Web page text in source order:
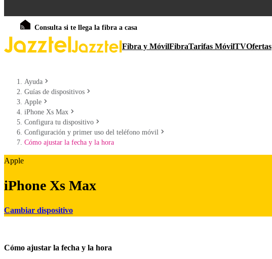
Consulta si te llega la fibra a casa
Fibra y MóvilFibraTarifas MóvilTVOfertas
Ayuda
Guías de dispositivos
Apple
iPhone Xs Max
Configura tu dispositivo
Configuración y primer uso del teléfono móvil
Cómo ajustar la fecha y la hora
Apple
iPhone Xs Max
Cambiar dispositivo
Cómo ajustar la fecha y la hora